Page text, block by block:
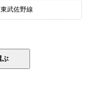
東武佐野線